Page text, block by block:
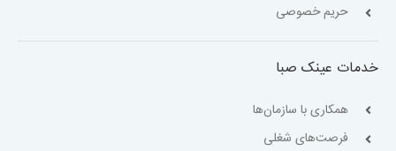
حریم خصوصی
خدمات عینک صبا
همکاری با سازمان‌ها
فرصت‌های شغلی